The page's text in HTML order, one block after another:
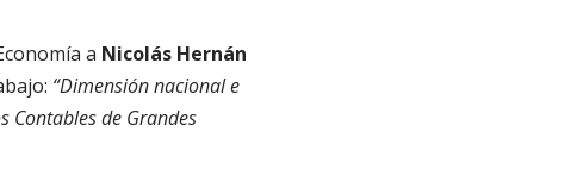
a Nicolás Hernán
“Dimensión nacional e
Contables de Grandes